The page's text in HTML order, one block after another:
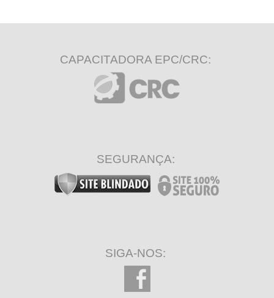
CAPACITADORA EPC/CRC:
SEGURANÇA:
SIGA-NOS: